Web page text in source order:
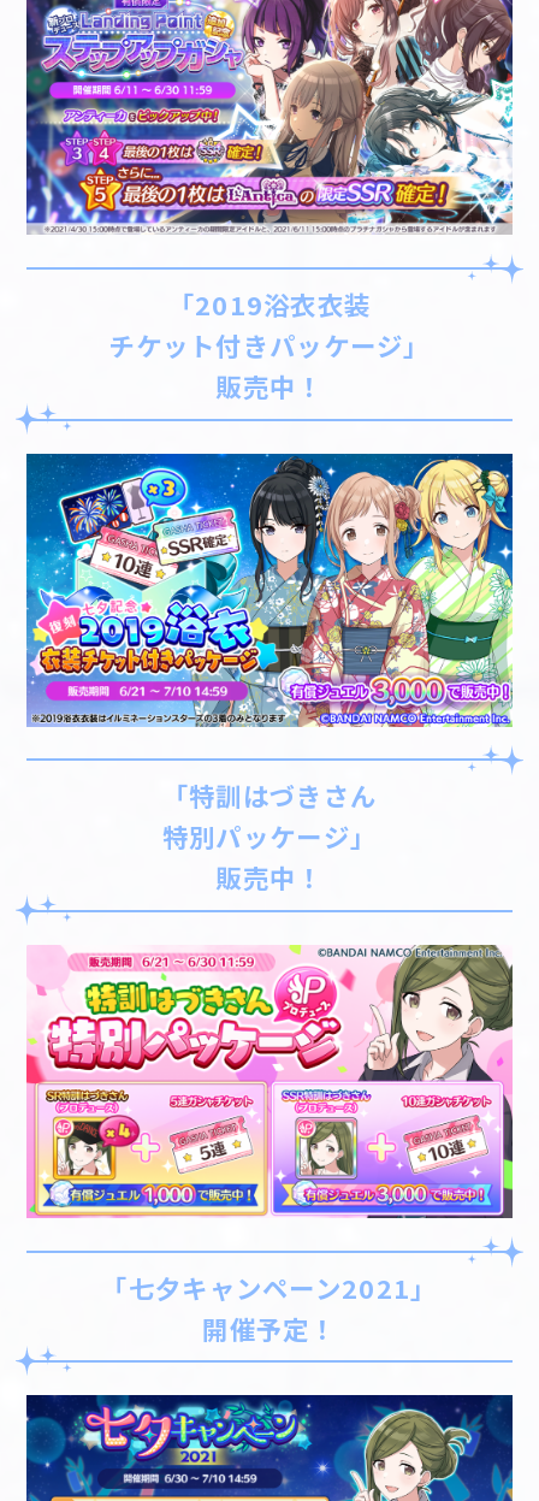
「2019浴衣衣装
チケット付きパッケージ」
販売中！
「特訓はづきさん
特別パッケージ」
販売中！
「七夕キャンペーン2021」
開催予定！